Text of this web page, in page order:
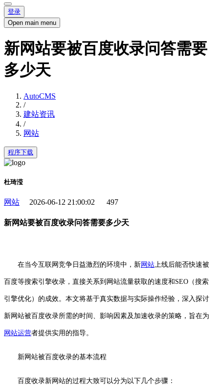
登录
Open main menu
新网站要被百度收录问答需要
多少天
AutoCMS
/
建站资讯
/
网站
程序下载
杜琦滢
网站 2026-06-12 21:00:02 497
新网站要被百度收录问答需要多少天
在当今互联网竞争日益激烈的环境中，新网站 上线后能否快速被
百度等搜索引擎收录，直接关系到网站流量获取的速度和SEO（搜索
引擎优化）的成效。本文将基于真实数据与实际操作经验，深入探讨
新网站被百度收录所需的时间、影响因素及加速收录的策略，旨在为
网站运营者提供实用的指导。
新网站被百度收录的基本流程
百度收录新网站的过程大致可以分为以下几个步骤：